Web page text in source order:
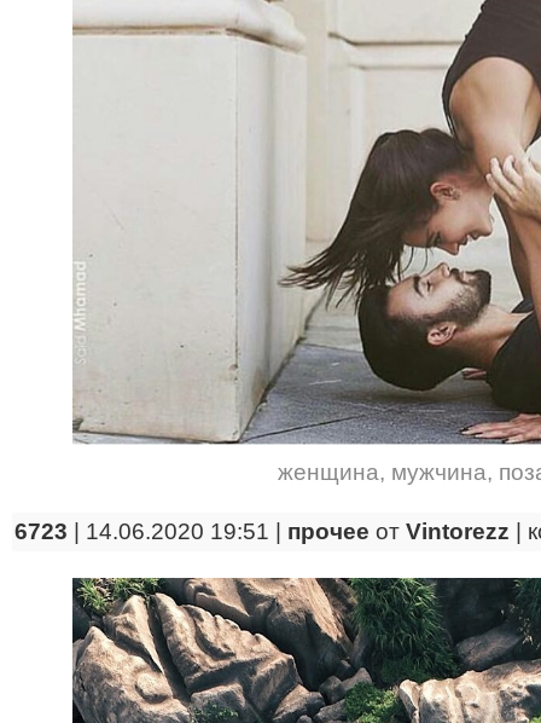
женщина, мужчина,
6723 | 14.06.2020 19:51 | прочее от Vintorezz